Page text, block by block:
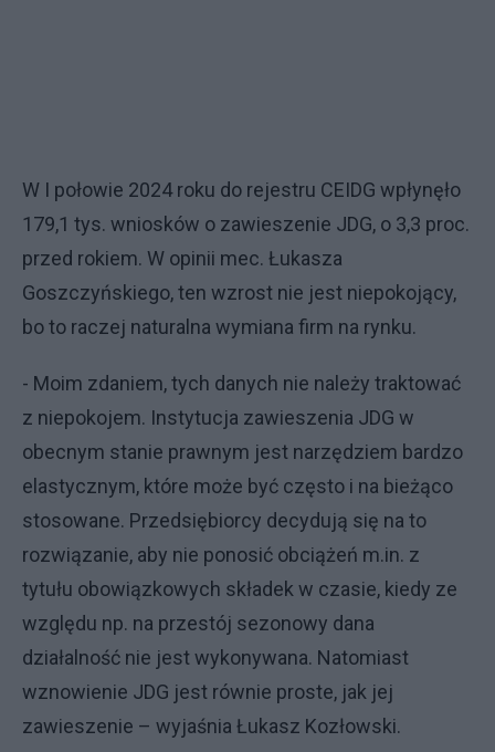
W I połowie 2024 roku do rejestru CEIDG wpłynęło
179,1 tys. wniosków o zawieszenie JDG, o 3,3 proc.
przed rokiem. W opinii mec. Łukasza
Goszczyńskiego, ten wzrost nie jest niepokojący,
bo to raczej naturalna wymiana firm na rynku.
- Moim zdaniem, tych danych nie należy traktować
z niepokojem. Instytucja zawieszenia JDG w
obecnym stanie prawnym jest narzędziem bardzo
elastycznym, które może być często i na bieżąco
stosowane. Przedsiębiorcy decydują się na to
rozwiązanie, aby nie ponosić obciążeń m.in. z
tytułu obowiązkowych składek w czasie, kiedy ze
względu np. na przestój sezonowy dana
działalność nie jest wykonywana. Natomiast
wznowienie JDG jest równie proste, jak jej
zawieszenie – wyjaśnia Łukasz Kozłowski.